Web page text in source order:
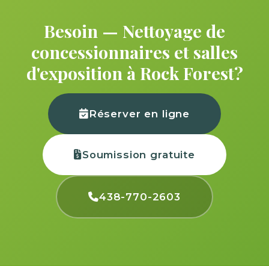
Besoin — Nettoyage de
concessionnaires et salles
d'exposition à Rock Forest?
Réserver en ligne
Soumission gratuite
438-770-2603